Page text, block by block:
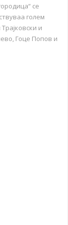
се
голем
и
Гоце Попов и